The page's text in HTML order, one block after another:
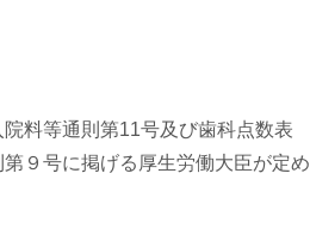
料等通則第11号及び歯科点数表
９号に掲げる厚生労働大臣が定め